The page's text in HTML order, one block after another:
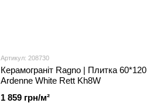
Артикул: 208730
Керамограніт Ragno | Плитка 60*120
Ardenne White Rett Kh8W
1 859 грн/м²